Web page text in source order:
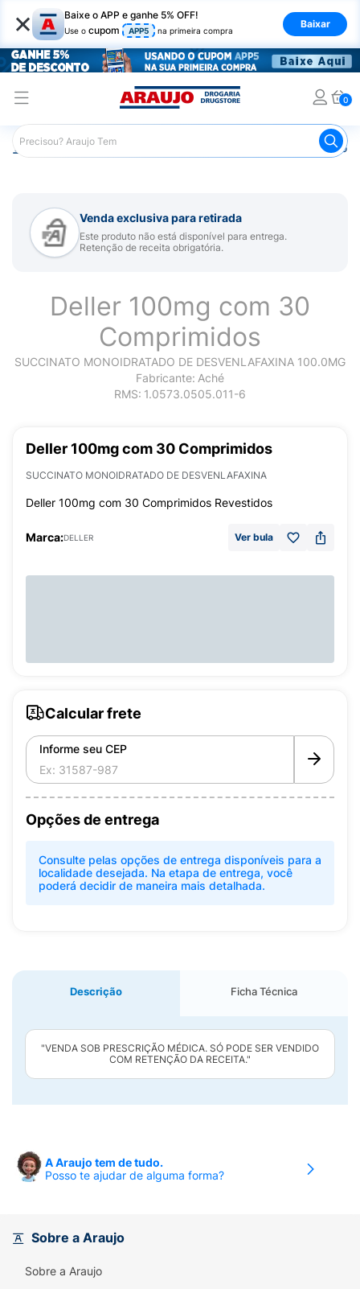
× Baixe o APP e ganhe 5% OFF!
Use o cupom APP5 na primeira compra
Baixar
0
Araujo Medicamentos Remédio para Sistema Nervoso
Venda exclusiva para retirada
Este produto não está disponível para entrega.
Retenção de receita obrigatória.
Deller 100mg com 30
Comprimidos
SUCCINATO MONOIDRATADO DE DESVENLAFAXINA 100.0MG
Fabricante: Aché
RMS: 1.0573.0505.011-6
Deller 100mg com 30 Comprimidos
SUCCINATO MONOIDRATADO DE DESVENLAFAXINA
Deller 100mg com 30 Comprimidos Revestidos
Marca:DELLER Ver bula
Calcular frete
Informe seu CEP
Opções de entrega
Consulte pelas opções de entrega disponíveis para a
localidade desejada. Na etapa de entrega, você
poderá decidir de maneira mais detalhada.
Descrição Ficha Técnica
"VENDA SOB PRESCRIÇÃO MÉDICA. SÓ PODE SER VENDIDO
COM RETENÇÃO DA RECEITA."
A Araujo tem de tudo.
Posso te ajudar de alguma forma?
Sobre a Araujo
Sobre a Araujo